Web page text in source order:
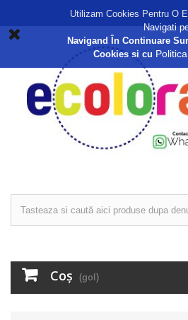
Coş (gol)
Utilizam Cookies Pentru O
Navigati
Navigand În Continuare
Cookies si cu